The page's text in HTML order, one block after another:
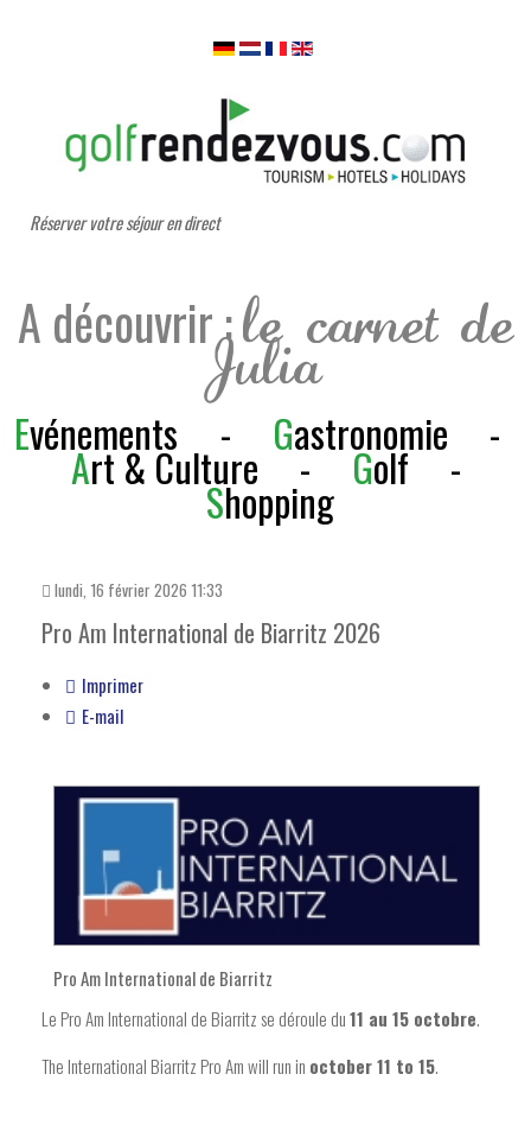
Réserver votre séjour en direct
A découvrir : le carnet de
Julia
Evénements - Gastronomie -
Art & Culture -Golf-
Shopping
lundi, 16 février 2026 11:33
Pro Am International de Biarritz 2026
Imprimer
E-mail
Pro Am International de Biarritz
Le Pro Am International de Biarritz se déroule du11 au 15 octobre.
The International Biarritz Pro Am will run in october 11 to 15.